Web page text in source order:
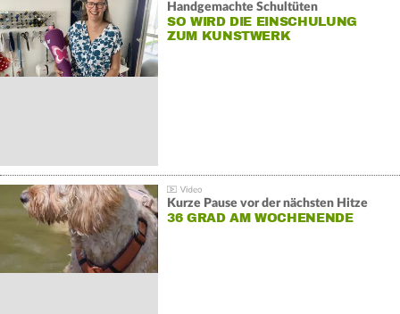
Handgemachte Schultüten
SO WIRD DIE EINSCHULUNG
ZUM KUNSTWERK
Kurze Pause vor der nächsten Hitze
36 GRAD AM WOCHENENDE